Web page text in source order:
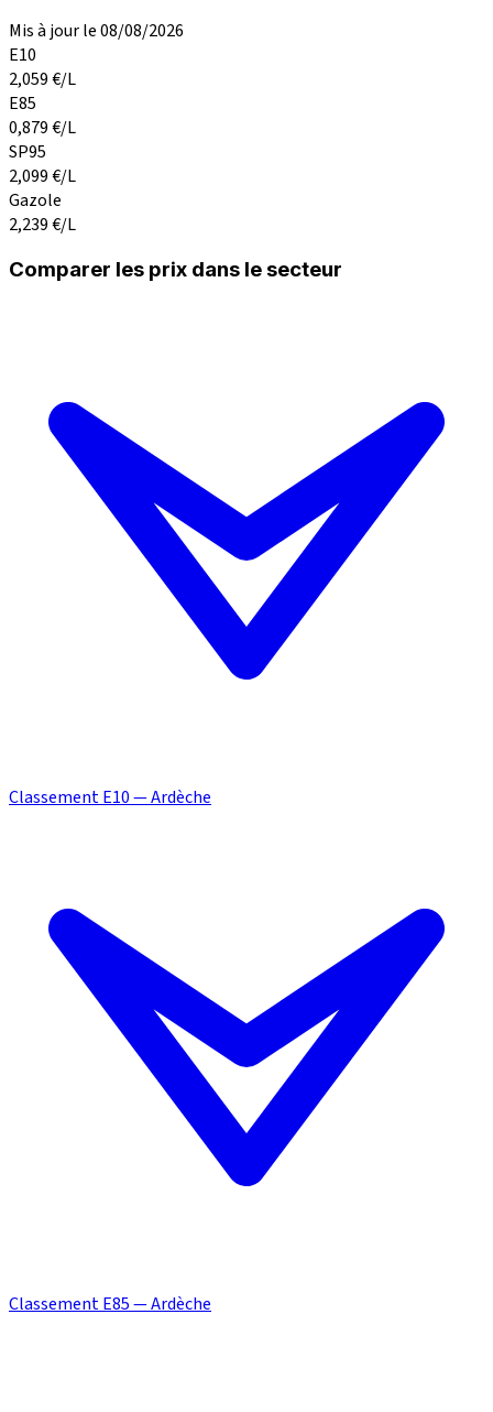
Mis à jour le 08/08/2026
E10
2,059€/L
E85
0,879€/L
SP95
2,099€/L
Gazole
2,239€/L
Comparer les prix dans le secteur
Classement E10 — Ardèche
Classement E85 — Ardèche